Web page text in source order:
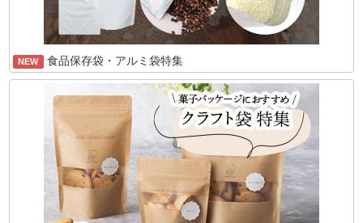
NEW 食品保存袋・アルミ袋特集